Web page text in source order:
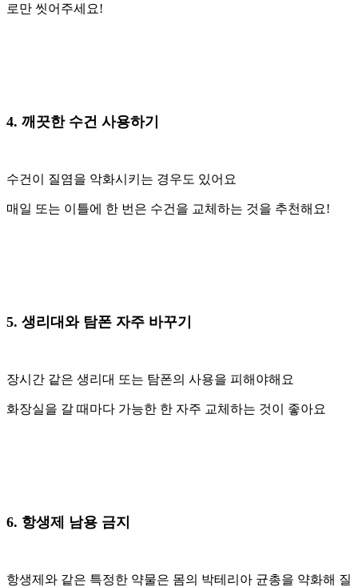
로만 씻어주세요!
4. 깨끗한 수건 사용하기
수건이 질염을 악화시키는 경우도 있어요
매일 또는 이틀에 한 번은 수건을 교체하는 것을 추천해요!
5. 생리대와 탐폰 자주 바꾸기
장시간 같은 생리대 또는 탐폰의 사용을 피해야해요
화장실을 갈 때마다 가능한 한 자주 교체하는 것이 좋아요
6. 항생제 남용 금지
항생제와 같은 특정한 약물은 몸의 박테리아 균총을 약화해 질